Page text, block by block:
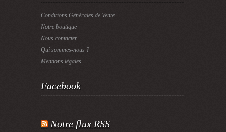
Conditions Générales de Vente
Notre boutique
Nous contacter
Qui sommes-nous ?
Mentions légales
Facebook
Notre flux RSS